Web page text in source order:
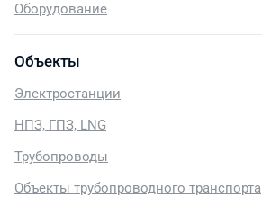
Оборудование
Объекты
Электростанции
НПЗ, ГПЗ, LNG
Трубопроводы
Объекты трубопроводного транспорта